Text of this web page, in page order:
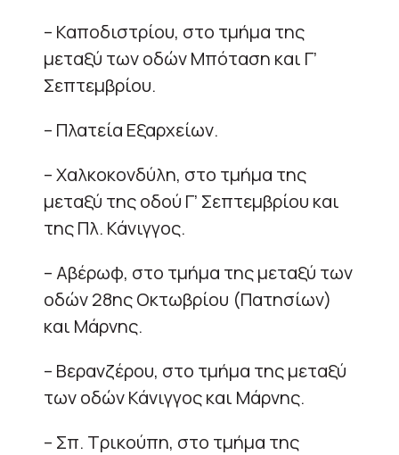
– Καποδιστρίου, στο τμήμα της
μεταξύ των οδών Μπόταση και Γ’
Σεπτεμβρίου.
– Πλατεία Εξαρχείων.
– Χαλκοκονδύλη, στο τμήμα της
μεταξύ της οδού Γ’ Σεπτεμβρίου και
της Πλ. Κάνιγγος.
– Αβέρωφ, στο τμήμα της μεταξύ των
οδών 28ης Οκτωβρίου (Πατησίων)
και Μάρνης.
– Βερανζέρου, στο τμήμα της μεταξύ
των οδών Κάνιγγος και Μάρνης.
– Σπ. Τρικούπη, στο τμήμα της